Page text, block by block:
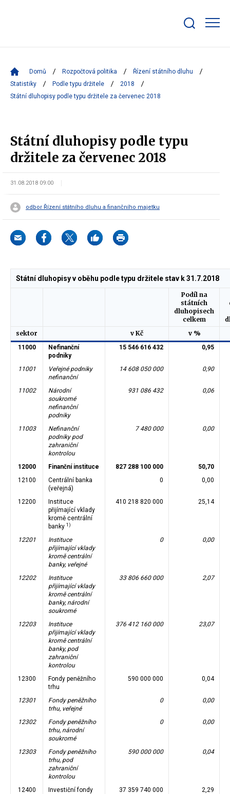
bar
Domů Rozpočtová politika
Řízení státního dluhu
Statistiky
Podle typu držitele
2018
Státní dluhopisy podle typu držitele za červenec 2018
Státní dluhopisy podle typu
držitele za červenec 2018
31.08.2018 09:00
odbor Řízení státního dluhu a finančního majetku
Podíl na
státních
dluhopisech
celkem
sektor
v Kč v %
Státní dluhopisy v oběhu podle typu držitele stav k 31.7.2018
11000
Nefinanční
podniky
15 546 616 432 0,95
11001
Veřejné podniky
nefinanční
14 608 050 000 0,90
11002
Národní
soukromé
nefinanční
podniky
931 086 432 0,06
11003
Nefinanční
podniky pod
zahraniční
kontrolou
7 480 000 0,00
12000 Finanční instituce 827 288 100 000
50,70
12100
Centrální banka
(veřejná)
0 0,00
12200
Instituce
přijímající vklady
kromě centrální
banky 1)
410 218 820 000 25,14
12201
Instituce
přijímající vklady
kromě centrální
banky, veřejné
0 0,00
12202
Instituce
přijímající vklady
kromě centrální
banky, národní
soukromé
33 806 660 000 2,07
12203
Instituce
přijímající vklady
kromě centrální
banky, pod
zahraniční
kontrolou
376 412 160 000 23,07
12300
Fondy peněžního
trhu
590 000 000 0,04
12301
Fondy peněžního
trhu, veřejné
0 0,00
12302
Fondy peněžního
trhu, národní
soukromé
0 0,00
12303
Fondy peněžního
trhu, pod
zahraniční
kontrolou
590 000 000 0,04
12400
Investiční fondy
37 359 740 000 2,29